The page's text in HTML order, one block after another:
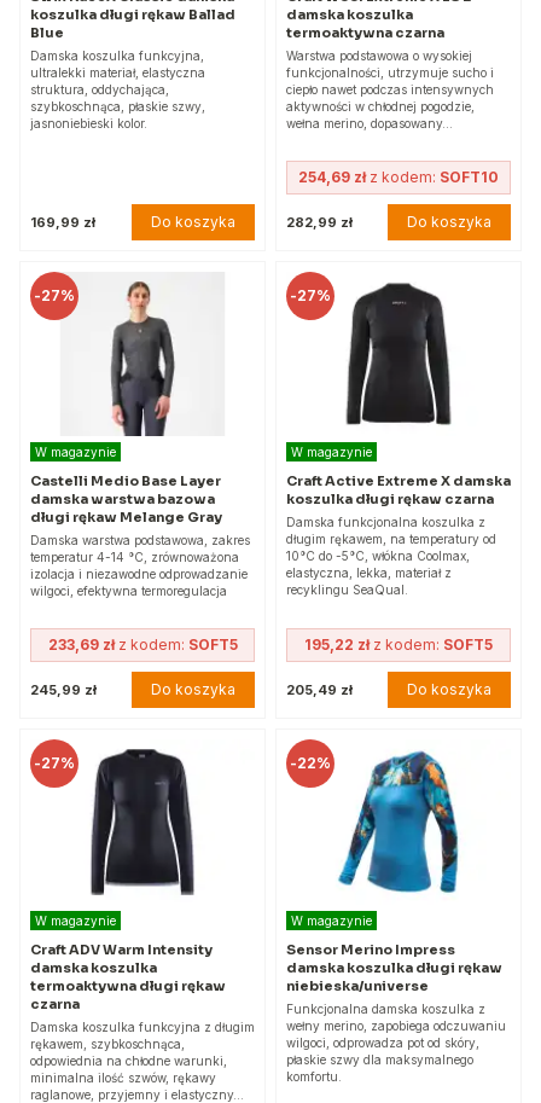
koszulka długi rękaw Ballad
Blue
Damska koszulka funkcyjna,
ultralekki materiał, elastyczna
struktura, oddychająca,
szybkoschnąca, płaskie szwy,
jasnoniebieski kolor.
169,99 zł Do koszyka
damska koszulka
termoaktywna czarna
Warstwa podstawowa o wysokiej
funkcjonalności, utrzymuje sucho i
ciepło nawet podczas intensywnych
aktywności w chłodnej pogodzie,
wełna merino, dopasowany…
254,69 złz kodem: SOFT10
282,99 zł Do koszyka
-27%
W magazynie
Castelli Medio Base Layer
damska warstwa bazowa
długi rękaw Melange Gray
Damska warstwa podstawowa, zakres
temperatur 4-14 °C, zrównoważona
izolacja i niezawodne odprowadzanie
wilgoci, efektywna termoregulacja
233,69 złz kodem: SOFT5
245,99 zł Do koszyka
-27%
W magazynie
Craft Active Extreme X damska
koszulka długi rękaw czarna
Damska funkcjonalna koszulka z
długim rękawem, na temperatury od
10°C do -5°C, włókna Coolmax,
elastyczna, lekka, materiał z
recyklingu SeaQual.
195,22 złz kodem: SOFT5
205,49 zł Do koszyka
-27%
W magazynie
Craft ADV Warm Intensity
damska koszulka
termoaktywna długi rękaw
czarna
Damska koszulka funkcyjna z długim
rękawem, szybkoschnąca,
odpowiednia na chłodne warunki,
minimalna ilość szwów, rękawy
raglanowe, przyjemny i elastyczny…
-22%
W magazynie
Sensor Merino Impress
damska koszulka długi rękaw
niebieska/universe
Funkcjonalna damska koszulka z
wełny merino, zapobiega odczuwaniu
wilgoci, odprowadza pot od skóry,
płaskie szwy dla maksymalnego
komfortu.